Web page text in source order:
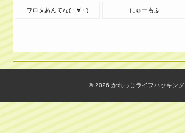
ワロタあんてな(・∀・) にゅーもふ
© 2026 かれっじライフハッキング